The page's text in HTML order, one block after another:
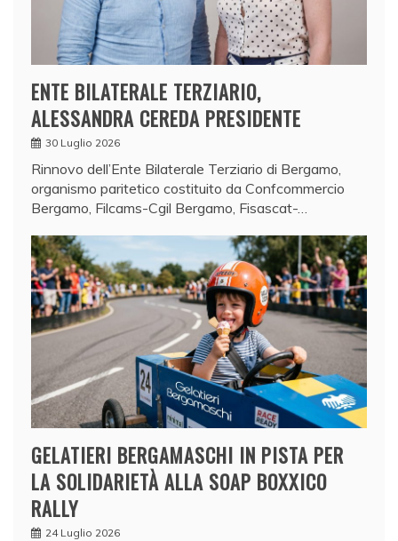
ENTE BILATERALE TERZIARIO,
ALESSANDRA CEREDA PRESIDENTE
30 Luglio 2026
Rinnovo dell’Ente Bilaterale Terziario di Bergamo,
organismo paritetico costituito da Confcommercio
Bergamo, Filcams-Cgil Bergamo, Fisascat-…
GELATIERI BERGAMASCHI IN PISTA PER
LA SOLIDARIETÀ ALLA SOAP BOXXICO
RALLY
24 Luglio 2026